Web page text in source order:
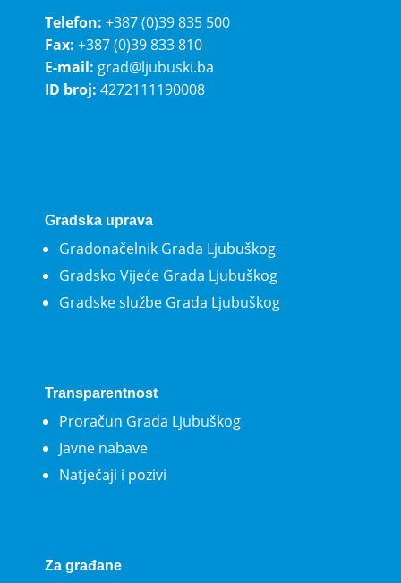
Telefon: +387 (0)39 835 500
Fax: +387 (0)39 833 810
E-mail: grad@ljubuski.ba
ID broj: 4272111190008
Gradska uprava
Gradonačelnik Grada Ljubuškog
Gradsko Vijeće Grada Ljubuškog
Gradske službe Grada Ljubuškog
Transparentnost
Proračun Grada Ljubuškog
Javne nabave
Natječaji i pozivi
Za građane